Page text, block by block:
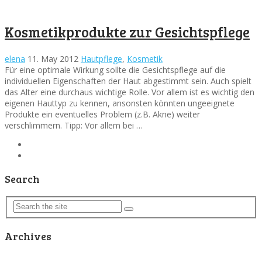
Kosmetikprodukte zur Gesichtspflege
elena 11. May 2012 Hautpflege, Kosmetik
Für eine optimale Wirkung sollte die Gesichtspflege auf die
individuellen Eigenschaften der Haut abgestimmt sein. Auch spielt
das Alter eine durchaus wichtige Rolle. Vor allem ist es wichtig den
eigenen Hauttyp zu kennen, ansonsten könnten ungeeignete
Produkte ein eventuelles Problem (z.B. Akne) weiter
verschlimmern. Tipp: Vor allem bei …
Search
Archives